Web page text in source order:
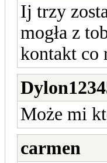
Ij trzy
mogła z
kontakt co
Może mi
carmen